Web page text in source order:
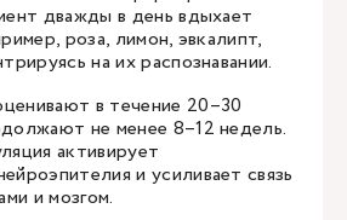
дважды в день вдыхает
роза, лимон, эвкалипт,
на их распознавании.
в течение 20–30
не менее 8–12 недель.
активирует
и усиливает связь
и мозгом.